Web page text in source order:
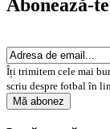
Abonează-
Îți trimitem cele mai
scriu despre fotbal în